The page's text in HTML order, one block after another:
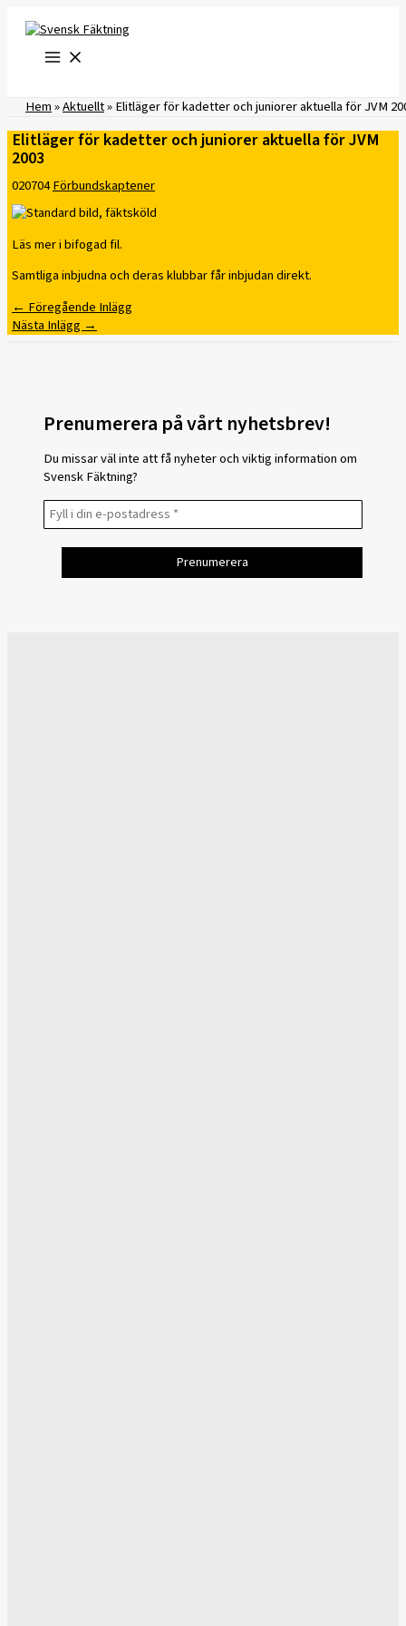
innehåll
Hem»Aktuellt»Elitläger för kadetter och juniorer aktuella för JVM
Elitläger för kadetter och juniorer aktuella för JVM
2003
020704Förbundskaptener
Läs mer i bifogad fil.
Samtliga inbjudna och deras klubbar får inbjudan direkt.
← Föregående Inlägg
Nästa Inlägg →
Prenumerera på vårt nyhetsbrev!
Du missar väl inte att få nyheter och viktig information om
Svensk Fäktning?